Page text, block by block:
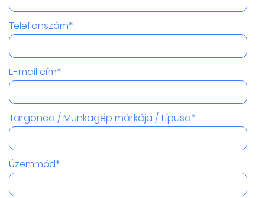
Telefonszám*
E-mail cím*
Targonca / Munkagép márkája / típusa*
Üzemmód*